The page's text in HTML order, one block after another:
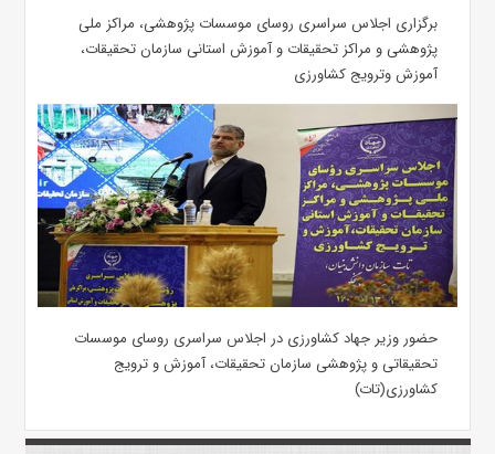
برگزاری اجلاس سراسری روسای موسسات پژوهشی، مراکز ملی
پژوهشی و مراکز تحقیقات و آموزش استانی سازمان تحقیقات،
آموزش وترویج کشاورزی
حضور وزیر جهاد کشاورزی در اجلاس سراسری روسای موسسات
تحقیقاتی و پژوهشی سازمان تحقیقات، آموزش و ترویج
کشاورزی(تات)